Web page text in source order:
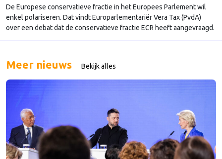
De Europese conservatieve fractie in het Europees Parlement wil
enkel polariseren. Dat vindt Europarlementariër Vera Tax (PvdA)
over een debat dat de conservatieve fractie ECR heeft aangevraagd.
De conservatieven zeggen uitbuiting van zogeheten
aanval op niet-traditionele families. Surrogaatmoeders zijn vrouwen
die een kind voor een ander …Continued
Meer nieuws Bekijk alles